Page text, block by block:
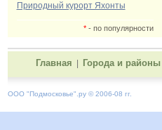
Природный курорт Яхонты
*- по популярности
Главная Города и районы
ООО "Подмосковье" .ру © 2006-08 гг.